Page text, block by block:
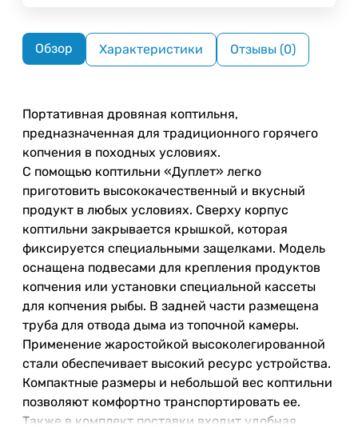
Обзор Характеристики Отзывы (0)
Портативная дровяная коптильня,
предназначенная для традиционного горячего
копчения в походных условиях.
С помощью коптильни «Дуплет» легко
приготовить высококачественный и вкусный
продукт в любых условиях. Сверху корпус
коптильни закрывается крышкой, которая
фиксируется специальными защелками. Модель
оснащена подвесами для крепления продуктов
копчения или установки специальной кассеты
для копчения рыбы. В задней части размещена
труба для отвода дыма из топочной камеры.
Применение жаростойкой высоколегированной
стали обеспечивает высокий ресурс устройства.
Компактные размеры и небольшой вес коптильни
позволяют комфортно транспортировать ее.
Также в комплект поставки входит удобная